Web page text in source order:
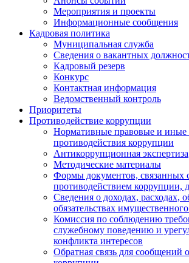
Мероприятия и проекты
Информационные сообщения
Кадровая политика
Муниципальная служба
Сведения о вакантных
Кадровый резерв
Конкурс
Контактная информация
Ведомственный контроль
Приоритеты
Противодействие коррупции
Нормативные правовые и иные
противодействия коррупции
Антикоррупционная экспертиза
Методические материалы
Формы документов, связанных
противодействием коррупции,
Сведения о доходах, расходах,
обязательствах
Комиссия по соблюдению
служебному поведению и
конфликта интересов
Обратная связь для сообщений